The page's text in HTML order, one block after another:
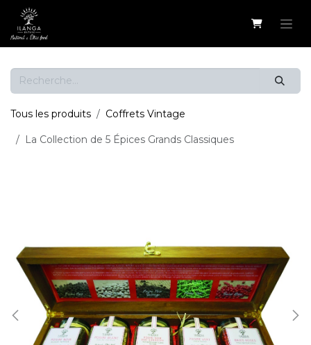
Se rendre au contenu
Tous les produits Coffrets Vintage
La Collection de 5 Épices Grands Classiques